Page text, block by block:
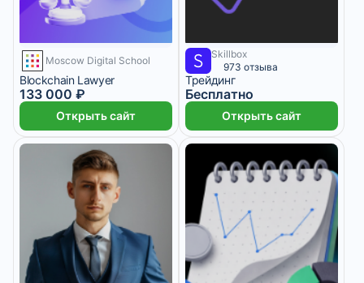
3 месяцаMoscow Digital School
Blockchain Lawyer
133 000 ₽
Открыть сайт
3 месяца
Skillbox
973 отзыва
Трейдинг
Бесплатно
Открыть сайт